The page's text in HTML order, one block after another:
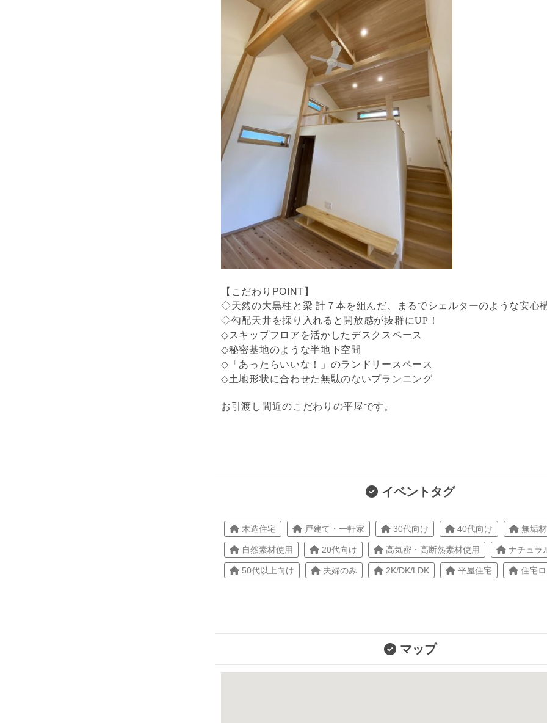
【こだわりPOINT】
◇天然の大黒柱と梁 計７本を組んだ、まるでシェルターのような安心
◇勾配天井を採り入れると開放感が抜群にUP！
◇スキップフロアを活かしたデスクスペース
◇秘密基地のような半地下空間
◇「あったらいいな！」のランドリースペース
◇土地形状に合わせた無駄のないプランニング
お引渡し間近のこだわりの平屋です。
イベントタグ
木造住宅 戸建て・一軒家 30代向け 40代向け 無垢
自然素材使用 20代向け 高気密・高断熱素材使用 ナチュラ
50代以上向け 夫婦のみ 2K/DK/LDK 平屋住宅 住宅
マップ